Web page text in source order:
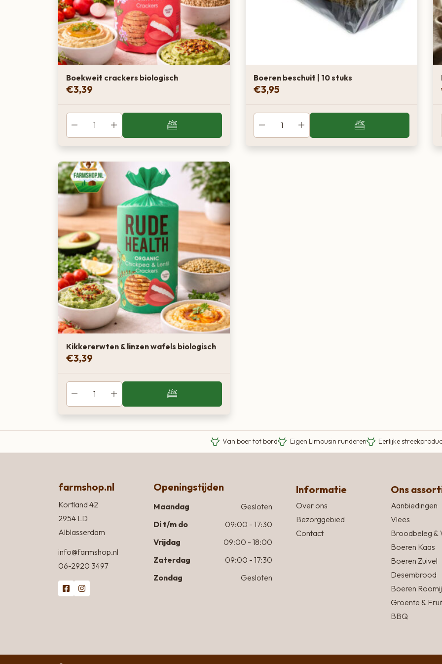
Boekweit crackers biologisch
€3,39
Boeren beschuit | 10 stuks
€3,95
Kikkererwten & linzen wafels biologisch
€3,39
Van boer tot bord Eigen Limousin runderen Eerlijke
farmshop.nl
Kortland 42
2954 LD
Alblasserdam
info@farmshop.nl
06-2920 3497
Openingstijden
Maandag
Gesloten
Di t/m do
09:00 - 17:30
Vrijdag
09:00 - 18:00
Zaterdag
09:00 - 17:30
Zondag
Gesloten
Informatie
Over ons
Bezorggebied
Contact
Ons
Aanbiedingen
Vlees
Broodbeleg &
Boeren Kaas
Boeren Zuivel
Desembrood
Boeren
Groente &
BBQ